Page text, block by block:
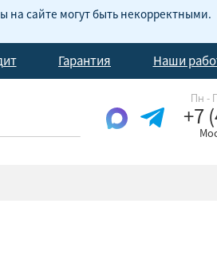
на сайте могут быть некорректными.
Гарантия Наши
Пн -
+7